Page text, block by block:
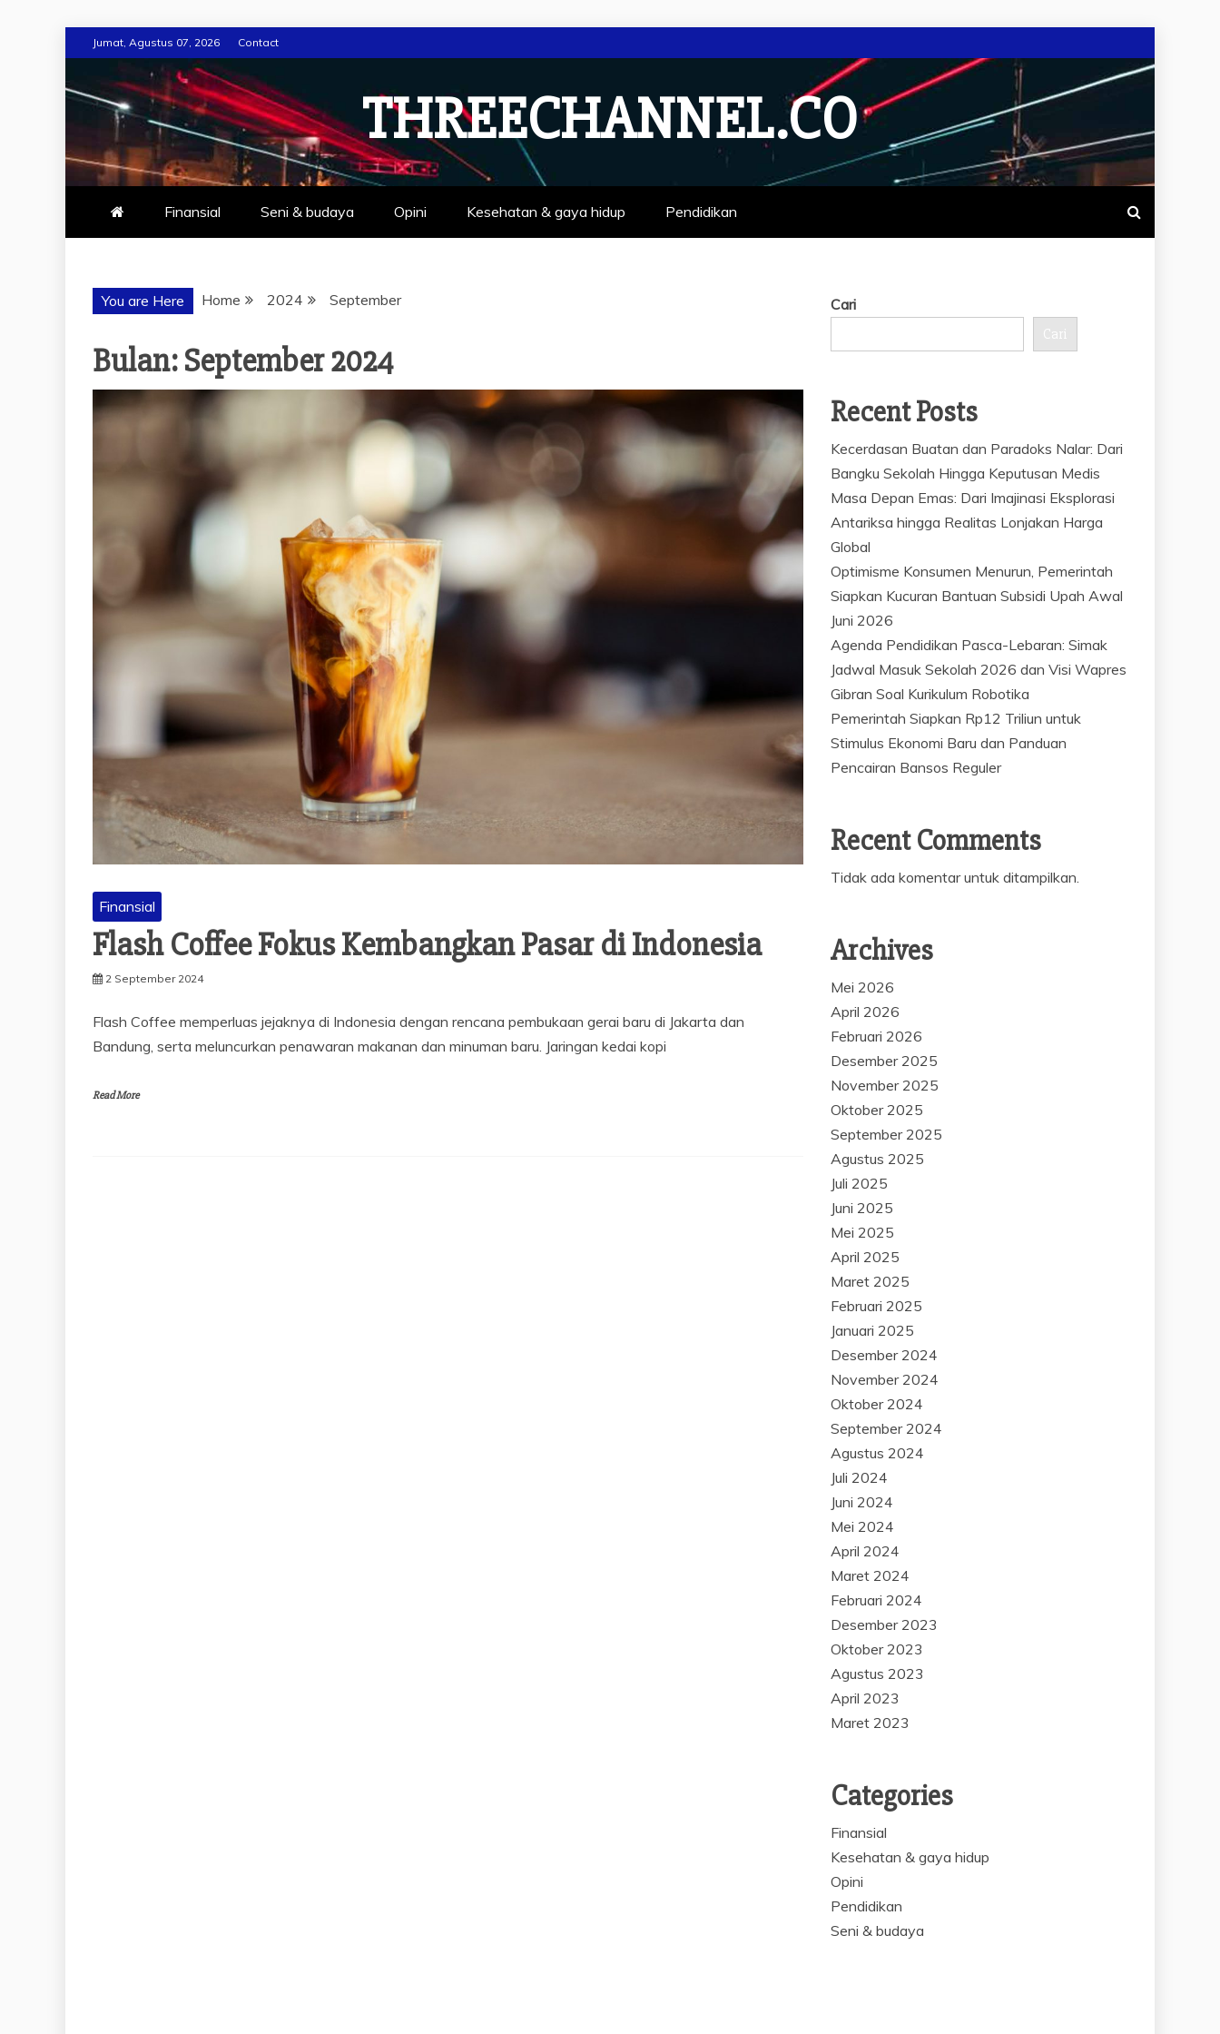
to
content
Jumat, Agustus 07, 2026 Contact
THREECHANNEL.CO
Finansial Seni & budaya Opini Kesehatan & gaya hidup Pendidikan
You are Here Home 2024 September
Bulan:September 2024
Finansial
Flash Coffee Fokus Kembangkan Pasar di Indonesia
2 September 2024
Flash Coffee memperluas jejaknya di Indonesia dengan rencana pembukaan gerai baru di Jakarta dan
Bandung, serta meluncurkan penawaran makanan dan minuman baru. Jaringan kedai kopi
Read More
Cari
Cari
Recent Posts
Kecerdasan Buatan dan Paradoks Nalar: Dari
Bangku Sekolah Hingga Keputusan Medis
Masa Depan Emas: Dari Imajinasi Eksplorasi
Antariksa hingga Realitas Lonjakan Harga
Global
Optimisme Konsumen Menurun, Pemerintah
Siapkan Kucuran Bantuan Subsidi Upah Awal
Juni 2026
Agenda Pendidikan Pasca-Lebaran: Simak
Jadwal Masuk Sekolah 2026 dan Visi Wapres
Gibran Soal Kurikulum Robotika
Pemerintah Siapkan Rp12 Triliun untuk
Stimulus Ekonomi Baru dan Panduan
Pencairan Bansos Reguler
Recent Comments
Tidak ada komentar untuk ditampilkan.
Archives
Mei 2026
April 2026
Februari 2026
Desember 2025
November 2025
Oktober 2025
September 2025
Agustus 2025
Juli 2025
Juni 2025
Mei 2025
April 2025
Maret 2025
Februari 2025
Januari 2025
Desember 2024
November 2024
Oktober 2024
September 2024
Agustus 2024
Juli 2024
Juni 2024
Mei 2024
April 2024
Maret 2024
Februari 2024
Desember 2023
Oktober 2023
Agustus 2023
April 2023
Maret 2023
Categories
Finansial
Kesehatan & gaya hidup
Opini
Pendidikan
Seni & budaya